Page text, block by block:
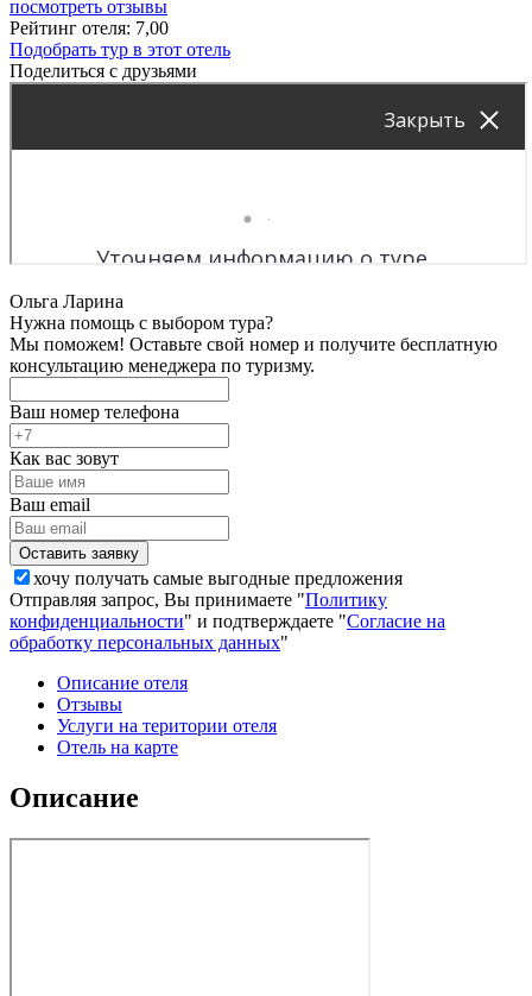
посмотреть отзывы
Рейтинг отеля: 7,00
Подобрать тур в этот отель
Поделиться с друзьями
Ольга Ларина
Нужна помощь с выбором тура?
Мы поможем! Оставьте свой номер и получите бесплатную
консультацию менеджера по туризму.
Ваш номер телефона
Как вас зовут
Ваш email
хочу получать самые выгодные предложения
Отправляя запрос, Вы принимаете "Политику
конфиденциальности" и подтверждаете "Согласие на
обработку персональных данных"
Описание отеля
Отзывы
Услуги на територии отеля
Отель на карте
Описание